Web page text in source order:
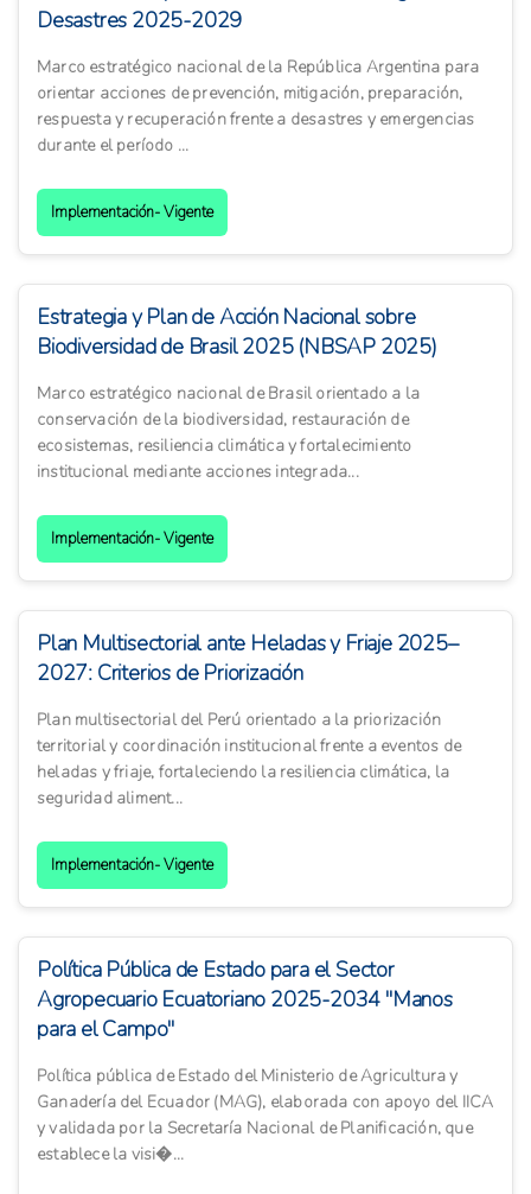
Desastres 2025-2029
Marco estratégico nacional de la República Argentina para
orientar acciones de prevención, mitigación, preparación,
respuesta y recuperación frente a desastres y emergencias
durante el período ...
Implementación- Vigente
Estrategia y Plan de Acción Nacional sobre
Biodiversidad de Brasil 2025 (NBSAP 2025)
Marco estratégico nacional de Brasil orientado a la
conservación de la biodiversidad, restauración de
ecosistemas, resiliencia climática y fortalecimiento
institucional mediante acciones integrada...
Implementación- Vigente
Plan Multisectorial ante Heladas y Friaje 2025–
2027: Criterios de Priorización
Plan multisectorial del Perú orientado a la priorización
territorial y coordinación institucional frente a eventos de
heladas y friaje, fortaleciendo la resiliencia climática, la
seguridad aliment...
Implementación- Vigente
Política Pública de Estado para el Sector
Agropecuario Ecuatoriano 2025-2034 "Manos
para el Campo"
Política pública de Estado del Ministerio de Agricultura y
Ganadería del Ecuador (MAG), elaborada con apoyo del IICA
y validada por la Secretaría Nacional de Planificación, que
establece la visi�...